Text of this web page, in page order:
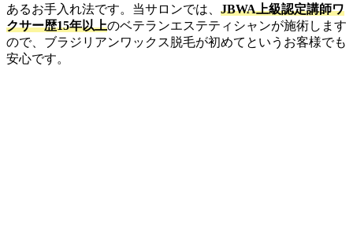
あるお手入れ法です。当サロンでは、 JBWA上級認定講師ワ
クサー歴15年以上のベテランエステティシャンが施術します
ので、ブラジリアンワックス脱毛が初めてというお客様でも
安心です。